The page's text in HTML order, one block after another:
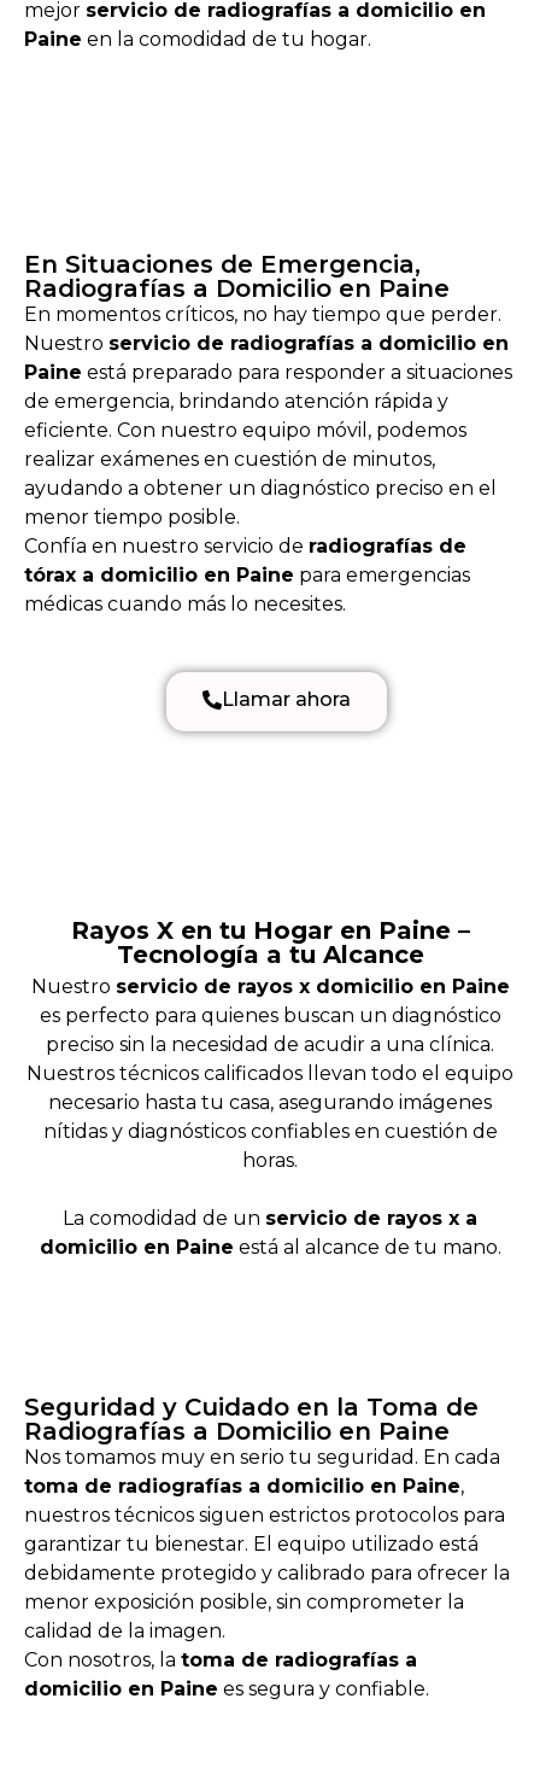
mejor servicio de radiografías a domicilio en
Paine en la comodidad de tu hogar.
En Situaciones de Emergencia,
Radiografías a Domicilio en Paine
En momentos críticos, no hay tiempo que perder.
Nuestro servicio de radiografías a domicilio en
Paine está preparado para responder a situaciones
de emergencia, brindando atención rápida y
eficiente. Con nuestro equipo móvil, podemos
realizar exámenes en cuestión de minutos,
ayudando a obtener un diagnóstico preciso en el
menor tiempo posible.
Confía en nuestro servicio de radiografías de
tórax a domicilio en Paine para emergencias
médicas cuando más lo necesites.
Llamar ahora
Rayos X en tu Hogar en Paine –
Tecnología a tu Alcance
Nuestro servicio de rayos x domicilio en Paine
es perfecto para quienes buscan un diagnóstico
preciso sin la necesidad de acudir a una clínica.
Nuestros técnicos calificados llevan todo el equipo
necesario hasta tu casa, asegurando imágenes
nítidas y diagnósticos confiables en cuestión de
horas.
La comodidad de un servicio de rayos x a
domicilio en Paine está al alcance de tu mano.
Seguridad y Cuidado en la Toma de
Radiografías a Domicilio en Paine
Nos tomamos muy en serio tu seguridad. En cada
toma de radiografías a domicilio en Paine,
nuestros técnicos siguen estrictos protocolos para
garantizar tu bienestar. El equipo utilizado está
debidamente protegido y calibrado para ofrecer la
menor exposición posible, sin comprometer la
calidad de la imagen.
Con nosotros, la toma de radiografías a
domicilio en Paine es segura y confiable.